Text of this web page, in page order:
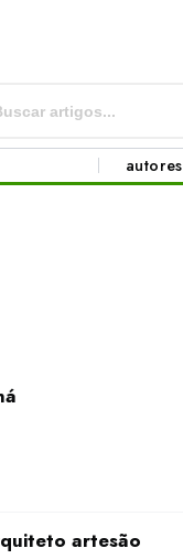
autores
artesão